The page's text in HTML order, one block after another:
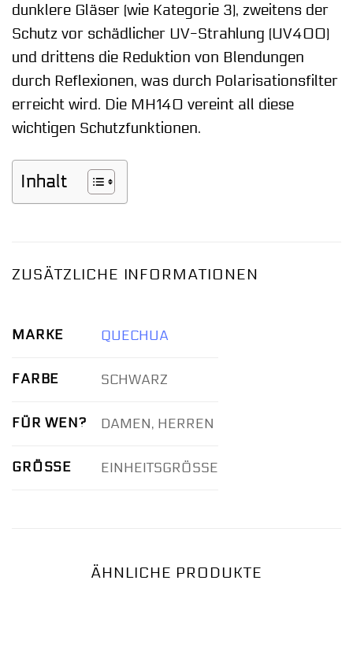
dunklere Gläser (wie Kategorie 3), zweitens der
Schutz vor schädlicher UV-Strahlung (UV400)
und drittens die Reduktion von Blendungen
durch Reflexionen, was durch Polarisationsfilter
erreicht wird. Die MH140 vereint all diese
wichtigen Schutzfunktionen.
Inhalt
ZUSÄTZLICHE INFORMATIONEN
MARKE QUECHUA
FARBE SCHWARZ
FÜR WEN? DAMEN, HERREN
GRÖSSE EINHEITSGRÖSSE
ÄHNLICHE PRODUKTE